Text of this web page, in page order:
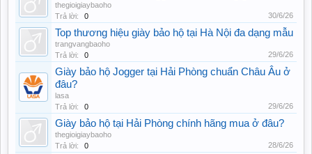
thegioigiaybaoho
Trả lời:
0 30/6/26
Top thương hiệu giày bảo hộ tại Hà Nội đa dạng mẫu
trangvangbaoho
Trả lời:
0 29/6/26
Giày bảo hộ Jogger tại Hải Phòng chuẩn Châu Âu ở
đâu?
lasa
Trả lời:
0 29/6/26
Giày bảo hộ tại Hải Phòng chính hãng mua ở đâu?
thegioigiaybaoho
Trả lời:
0 28/6/26